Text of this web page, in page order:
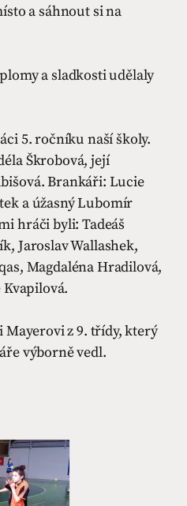
a sáhnout si na
a sladkosti udělaly
5. ročníku naší školy.
Škrobová, její
Brankáři: Lucie
a úžasný Lubomír
hráči byli: Tadeáš
Jaroslav Wallashek,
Magdaléna Hradilová,
Kvapilová.
z 9. třídy, který
výborně vedl.